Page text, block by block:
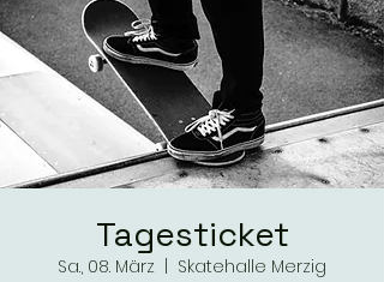
Tagesticket
Sa., 08. März
Skatehalle Merzig